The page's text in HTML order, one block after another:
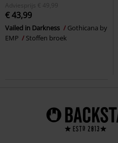
Adviesprijs
€ 49,99
€ 43,99
Vailed in Darkness
Gothicana by
EMP
Stoffen broek